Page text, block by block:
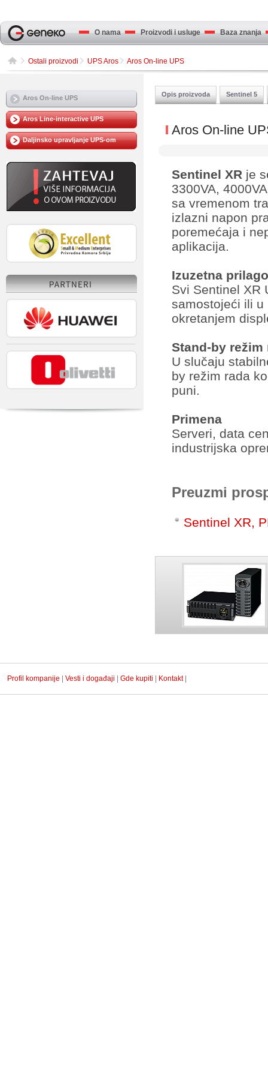
O nama Proizvodi i usluge Baza znanja
Ostali proizvodi UPS Aros Aros On-line UPS
Aros On-line UPS
Aros Line-interactive UPS
Daljinsko upravljanje UPS-om
Opis proizvoda Sentinel 5
Aros On-line
Sentinel XR je
3300VA,
sa vremenom
izlazni napon
poremećaja i
aplikacija.
Izuzetna
Svi Sentinel XR
samostojeći ili u
okretanjem
Stand-by režim
U slučaju
by režim rada
puni.
Primena
Serveri, data
industrijska
Preuzmi
Sentinel XR,
Profil kompanije Vesti i događaji Gde kupiti Kontakt|